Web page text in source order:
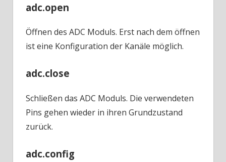
adc.open
Öffnen des ADC Moduls. Erst nach dem öffnen
ist eine Konfiguration der Kanäle möglich.
adc.close
Schließen das ADC Moduls. Die verwendeten
Pins gehen wieder in ihren Grundzustand
zurück.
adc.config